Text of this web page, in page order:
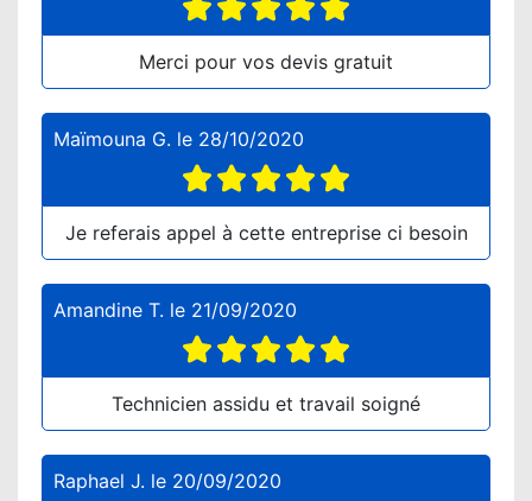
Merci pour vos devis gratuit
Maïmouna G. le 28/10/2020
Je referais appel à cette entreprise ci besoin
Amandine T. le 21/09/2020
Technicien assidu et travail soigné
Raphael J. le 20/09/2020